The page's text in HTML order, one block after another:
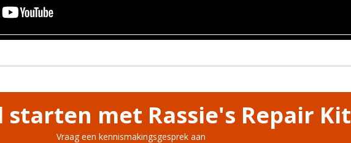
starten met Rassie's Repair Kit
​Vraag een kennismakingsgesprek aan